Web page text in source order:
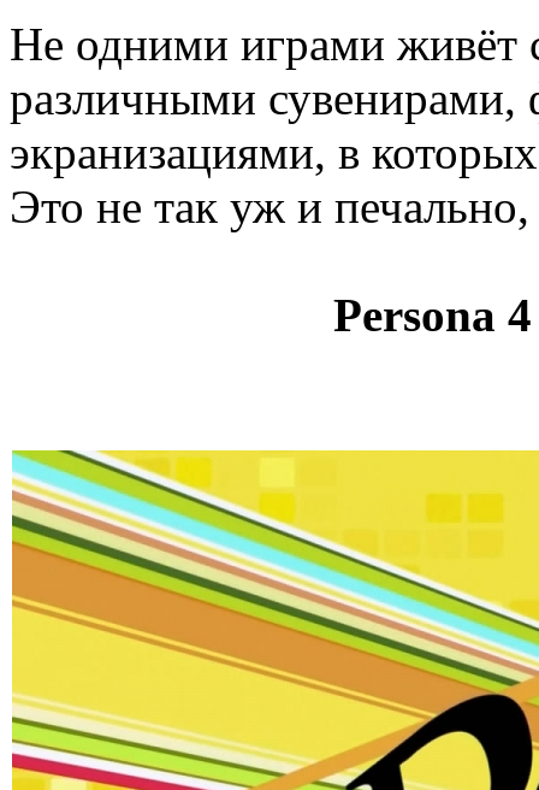
Не одними играми живёт
различными
экранизациями, в
Это не так уж и
Persona